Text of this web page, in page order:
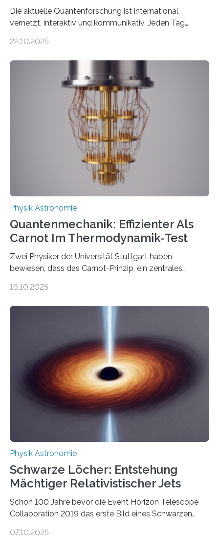
Die aktuelle Quantenforschung ist international
vernetzt, interaktiv und kommunikativ. Jeden Tag
oft von Autor*innen, die eng zusammenarbeiten. Neue
werden schnell weiterentwickelt. Dies ist der Alltag in
der Forschung der Quantentheorie, die dieses Jahr 100
Jahre alt geworden ist, weshalb die UNESCO 2025 zum
Internationalen Jahr der Quantenwissenschaft und -
technologie ausgerufen hat. Doch nun hat eine
internationale Forschungsgruppe um den
22.10.2025
Physik Astronomie
Quantenmechanik: Effizienter Als
Carnot Im Thermodynamik-Test
Zwei Physiker der Universität Stuttgart haben
bewiesen, dass das Carnot-Prinzip, ein zentrales
Größenordnung von Atomen gilt, deren physikalische
Quantenmotoren voranbringen. Das
Wissenschaftsjournal Science Advances veröffentlichte
die Herleitung. (DOI: 10.1126/sciadv.adw8462)
Verbrennungsmotoren oder Dampfturbinen sind
Wärmekraftmaschinen: Sie wandeln thermische
Energie in mechanische Bewegung um – oder anders
ausgedrückt, Wärme in Bewegung. In
quantenmechanischen Experimenten ist es in den…
16.10.2025
Physik Astronomie
Schwarze Löcher: Entstehung
Mächtiger Relativistischer Jets
Schon 100 Jahre bevor die Event Horizon Telescope
Collaboration 2019 das erste Bild eines Schwarzen
hatte der Astronom Heber Curtis einen seltsamen
07.10.2025